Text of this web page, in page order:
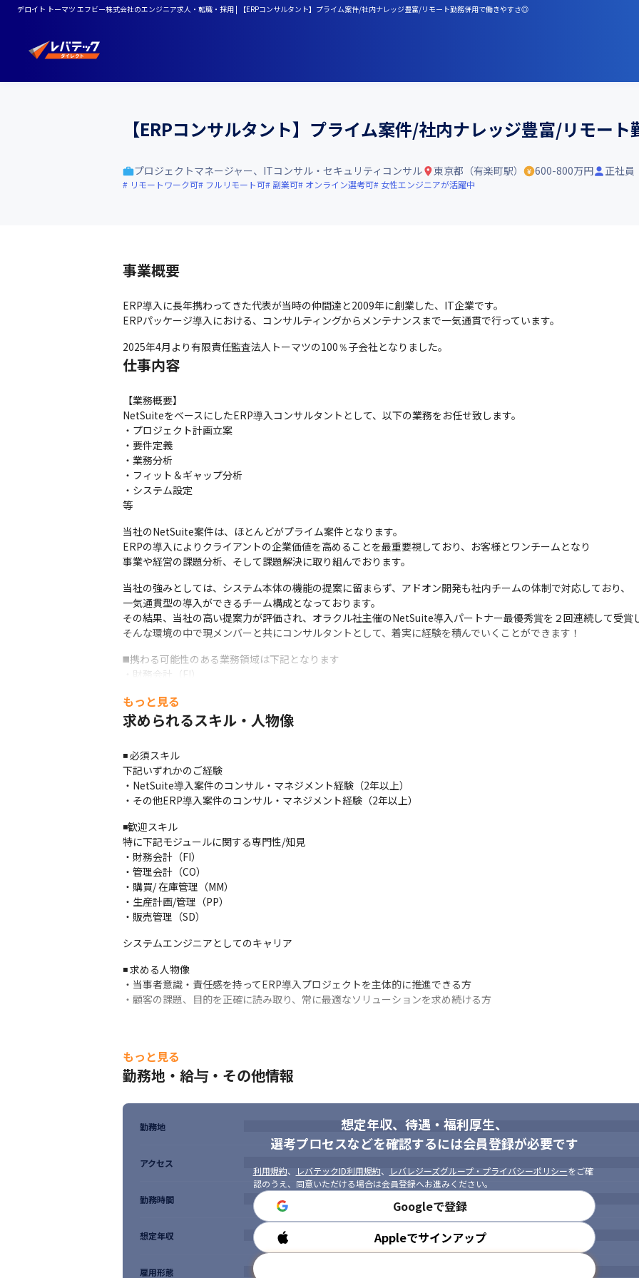
デロイト トーマツ エフビー株式会社のエンジニア求人・転職・採用 | 【ERPコンサルタント】プライム案件/社内ナレッジ豊富/リモート勤務併用で働きやすさ◎
【ERPコンサルタント】プライム案件/社内ナレッジ豊富/リモー
プロジェクトマネージャー、ITコンサル・セキュリティコンサル 東京都（有楽町駅） 600-800万円 正社員
リモートワーク可 フルリモート可 副業可 オンライン選考可 女性エンジニアが活躍中
事業概要
ERP導入に長年携わってきた代表が当時の仲間達と2009年に創業した、IT企業です。
ERPパッケージ導入における、コンサルティングからメンテナンスまで一気通貫で行っています。
2025年4月より有限責任監査法人トーマツの100％子会社となりました。
仕事内容
【業務概要】
NetSuiteをベースにしたERP導入コンサルタントとして、以下の業務をお任せ致します。
・プロジェクト計画立案
・要件定義
・業務分析
・フィット＆ギャップ分析
・システム設定
等
当社のNetSuite案件は、ほとんどがプライム案件となります。
ERPの導入によりクライアントの企業価値を高めることを最重要視しており、お客様とワンチームとなり
事業や経営の課題分析、そして課題解決に取り組んでおります。
当社の強みとしては、システム本体の機能の提案に留まらず、アドオン開発も社内チームの体制で対応しており、
一気通貫型の導入ができるチーム構成となっております。
その結果、当社の高い提案力が評価され、オラクル社主催のNetSuite導入パートナー最優秀賞を２回連続して受賞
そんな環境の中で現メンバーと共にコンサルタントとして、着実に経験を積んでいくことができます！
◼️携わる可能性のある業務領域は下記となります
・財務会計（FI）
・販売管理（SD）
・購買 / 在庫管理（MM）
導入先のお客様は、建設業・メーカー・小売業など多岐にわたります。
様々な業界への導入経験を通じて、それぞれの業種の特徴やこだわりに触れられるのも弊社ならではの魅力です。
弊社は少数精鋭な体制ながら、コンサルティングやプロジェクトマネジメント、そして設計から開発、保守やアフ
また、導入業界は多種多様なため幅広い経験と知識を身につけることができるポジションです
開発業務を担っていただきながら、ご自身の知識を広げていただき、ぜひ開発担当だけではなくPLやPM、業務コン
ください★
これまでの豊富なERP導入助言を元に、顧客の企業規模、業務等に合わせた最適な製品（Oracle Fusion、 Oracle
導入に対応する体制を整えています。
・安定性
・地方在住の方はフルリモートOK、時間単位有給などによる働きやすさ◎
・資格手当、自己啓発手当などの補助制度充実
・産休育休、時短勤務の取得実績あり
もっと見る
求められるスキル・人物像
◾️ 必須スキル
下記いずれかのご経験
・NetSuite導入案件のコンサル・マネジメント経験（2年以上）
・その他ERP導入案件のコンサル・マネジメント経験（2年以上）
◾️歓迎スキル
特に下記モジュールに関する専門性/知見
・財務会計（FI）
・管理会計（CO）
・購買/ 在庫管理（MM）
・生産計画/管理（PP）
・販売管理（SD）
システムエンジニアとしてのキャリア
◾️ 求める人物像
・当事者意識・責任感を持ってERP導入プロジェクトを主体的に推進できる方
・顧客の課題、目的を正確に読み取り、常に最適なソリューションを求め続ける方
もっと見る
勤務地・給与・その他情報
想定年収、待遇・福利厚生、
選考プロセスなどを確認するには会員登録が必要です
利用規約、 レバテックID利用規約、 レバレジーズグループ・プライバシーポリシーをご確
認のうえ、同意いただける場合は会員登録へお進みください。
Googleで登録
Appleでサインアップ
勤務地
アクセス
勤務時間
想定年収
雇用形態